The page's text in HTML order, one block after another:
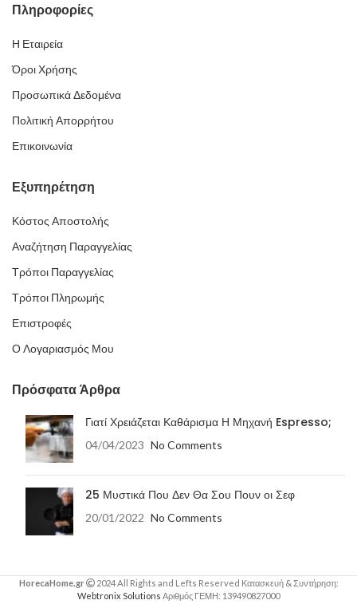
Πληροφορίες
Η Εταιρεία
Όροι Χρήσης
Προσωπικά Δεδομένα
Πολιτική Απορρήτου
Επικοινωνία
Εξυπηρέτηση
Κόστος Αποστολής
Αναζήτηση Παραγγελίας
Τρόποι Παραγγελίας
Τρόποι Πληρωμής
Επιστροφές
Ο Λογαριασμός Μου
Πρόσφατα Άρθρα
Γιατί Χρειάζεται Καθάρισμα Η Μηχανή Espresso;
04/04/2023 No Comments
25 Μυστικά Που Δεν Θα Σου Πουν οι Σεφ
20/01/2022 No Comments
HorecaHome.gr
2024 All Rights and Lefts Reserved Κατασκευή & Συντήρηση:
Webtronix Solutions Αριθμός ΓΕΜΗ: 139490827000